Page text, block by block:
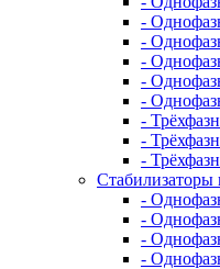
-
-
-
-
-
-
-
-
Стабилизаторы
-
-
-
-